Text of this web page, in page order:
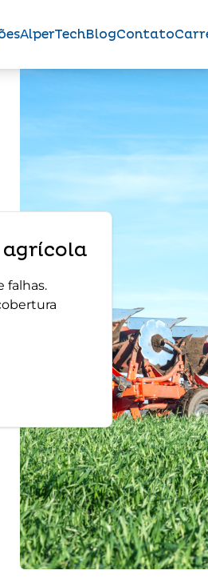
AlperTechBlogContato
agrícola
falhas.